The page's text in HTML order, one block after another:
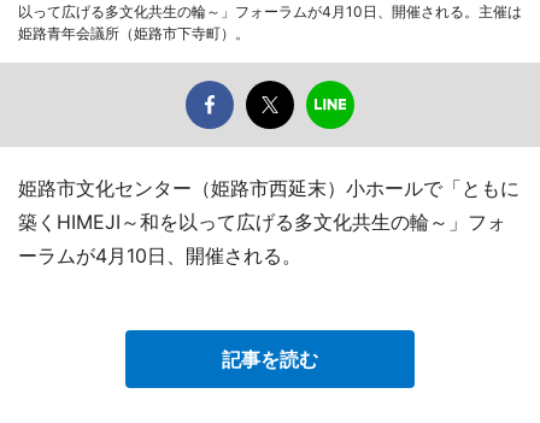
以って広げる多文化共生の輪～」フォーラムが4月10日、開催される。主催は
姫路青年会議所（姫路市下寺町）。
姫路市文化センター（姫路市西延末）小ホールで「ともに
築くHIMEJI～和を以って広げる多文化共生の輪～」フォ
ーラムが4月10日、開催される。
記事を読む